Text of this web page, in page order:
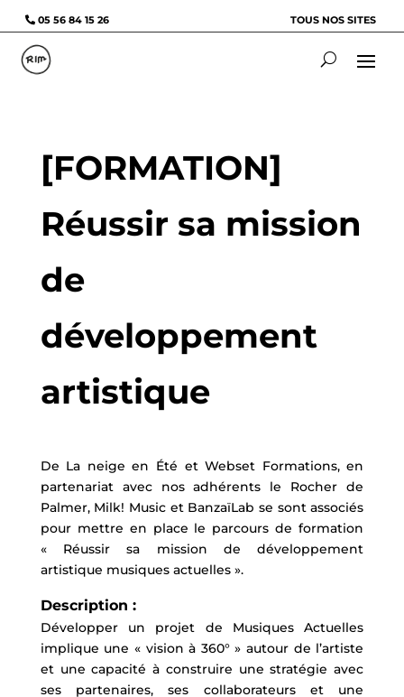
05 56 84 15 26 TOUS NOS SITES
[FORMATION]
Réussir sa mission
de
développement
artistique
De La neige en Été et Webset Formations, en
partenariat avec nos adhérents le Rocher de
Palmer, Milk! Music et BanzaïLab se sont associés
pour mettre en place le parcours de formation
« Réussir sa mission de développement
artistique musiques actuelles ».
Description :
Développer un projet de Musiques Actuelles
implique une « vision à 360° » autour de l’artiste
et une capacité à construire une stratégie avec
ses partenaires, ses collaborateurs et une